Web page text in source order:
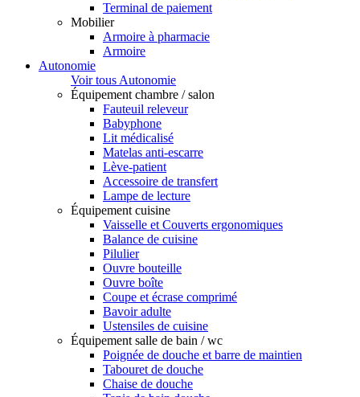
Terminal de paiement
Mobilier
Armoire à pharmacie
Armoire
Autonomie
Voir tous Autonomie
Équipement chambre / salon
Fauteuil releveur
Babyphone
Lit médicalisé
Matelas anti-escarre
Lève-patient
Accessoire de transfert
Lampe de lecture
Équipement cuisine
Vaisselle et Couverts ergonomiques
Balance de cuisine
Pilulier
Ouvre bouteille
Ouvre boîte
Coupe et écrase comprimé
Bavoir adulte
Ustensiles de cuisine
Équipement salle de bain / wc
Poignée de douche et barre de maintien
Tabouret de douche
Chaise de douche